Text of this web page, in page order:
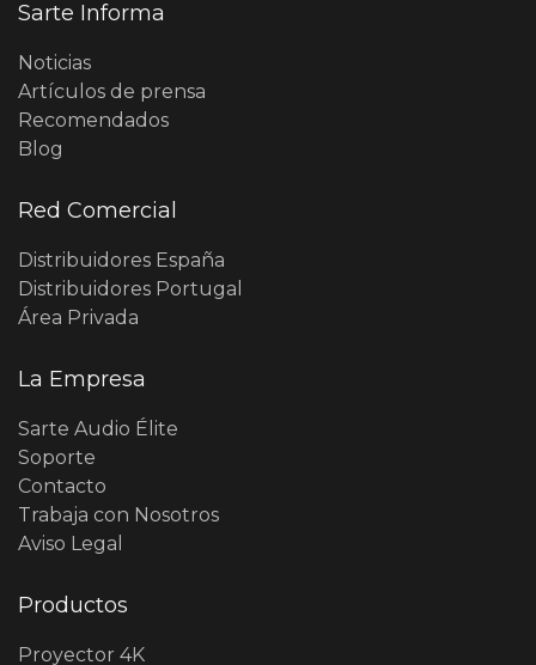
Sarte Informa
Noticias
Artículos de prensa
Recomendados
Blog
Red Comercial
Distribuidores España
Distribuidores Portugal
Área Privada
La Empresa
Sarte Audio Élite
Soporte
Contacto
Trabaja con Nosotros
Aviso Legal
Productos
Proyector 4K